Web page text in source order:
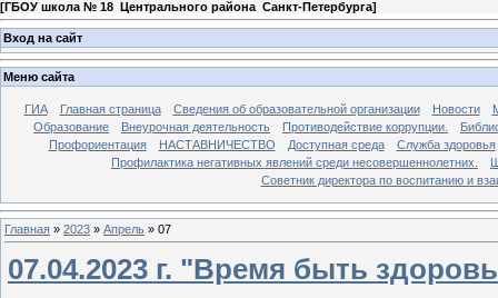
[ГБОУ школа № 18 Центрального района Санкт-Петербурга]
Вход на сайт
Меню сайта
ГИА Главная страница Сведения об образовательной организации Новости
Образование
Внеурочная деятельность Противодействие коррупции.
Профориентация
НАСТАВНИЧЕСТВО Доступная среда
Служба здоровья
Профилактика негативных явлений среди несовершеннолетних.
Советник директора по воспитанию и
Главная » 2023 » Апрель » 07
07.04.2023 г. "Время быть